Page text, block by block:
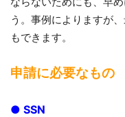
う。事例によりますが
もできます。
申請に必要なもの
● SSN